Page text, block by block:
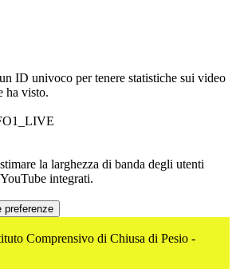
ID univoco per tenere statistiche sui video
ha visto.
la larghezza di banda degli utenti
integrati.
preferenze
Comprensivo di Chiusa di Pesio -